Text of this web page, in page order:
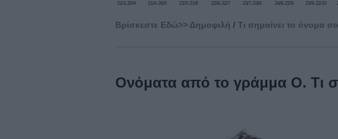
21/3-20/4 21/4-20/5 21/5-21/6 22/6-22/7 23/7-23/8 24/8-22/9 23/9-22/10
Βρίσκεστε Eδώ>> Δημοφιλή / Τι σημαίνει το όνομα
Ονόματα από το γράμμα Ο. Τι